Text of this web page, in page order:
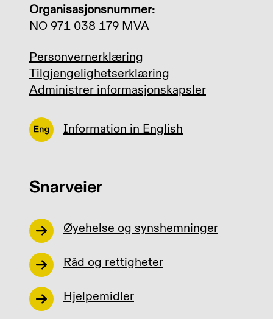
Organisasjonsnummer:
NO 971 038 179 MVA
Personvernerklæring
Tilgjengelighetserklæring
Administrer informasjonskapsler
Information in English
Snarveier
Øyehelse og synshemninger
Råd og rettigheter
Hjelpemidler